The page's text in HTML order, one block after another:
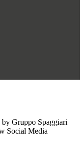
Gruppo Spaggiari
Social Media